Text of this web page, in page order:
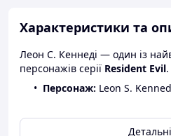
Характеристики та
Леон С. Кеннеді — один із
персонажів серії Resident Evil.
Персонаж: Leon S.
Nendoroid (chibi)